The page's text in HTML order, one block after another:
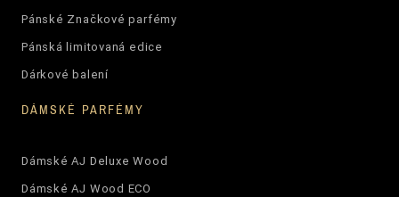
Pánské Značkové parfémy
Pánská limitovaná edice
Dárkové balení
DÁMSKÉ PARFÉMY
Dámské AJ Deluxe Wood
Dámské AJ Wood ECO